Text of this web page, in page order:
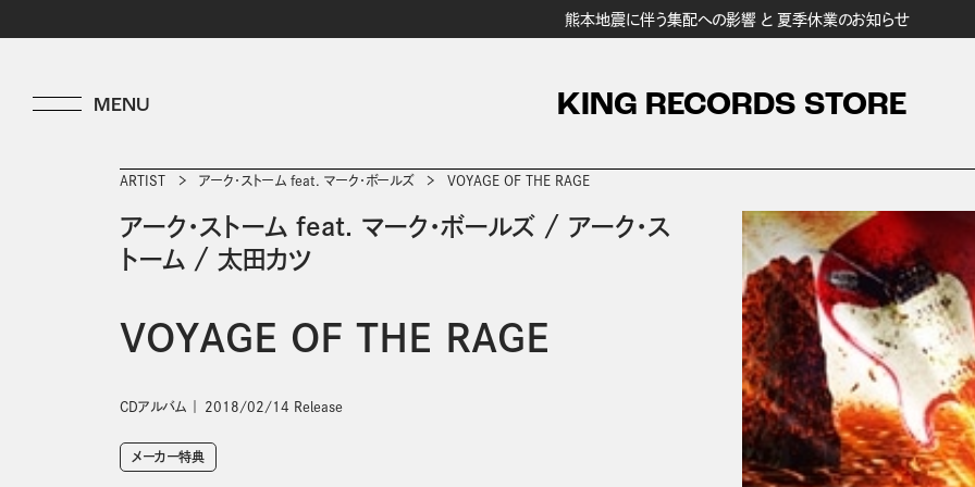
熊本地震に伴う集配への影響 と 夏季休業のお知らせ
KING RECORDS STORE
ARTIST アーク・ストーム feat. マーク・ボールズ VOYAGE OF THE RAGE
アーク・ストーム feat. マーク・ボールズ / アーク・ス
トーム / 太田カツ
VOYAGE OF THE RAGE
CDアルバム 2018/02/14 Release
メーカー特典